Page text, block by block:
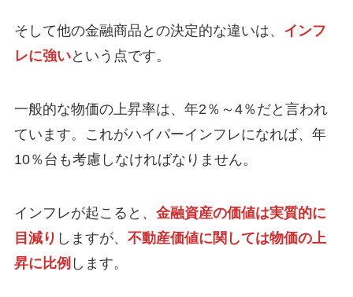
そして他の金融商品との決定的な違いは、 インフ
レに強いという点です。
一般的な物価の上昇率は、年2％～4％だと言われ
ています。これがハイパーインフレになれば、年
10％台も考慮しなければなりません。
インフレが起こると、 金融資産の価値は実質的に
目減り しますが、 不動産価値に関しては物価の上
昇に比例 します。